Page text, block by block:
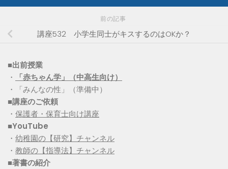
前の記事
講座532 小学生同士がキスするのはOKか？
■出前授業
・
「赤ちゃん学」（中高生向け）
・「みんなの性」（準備中）
■講座のご依頼
・ 保護者・保育士向け講座
■YouTube
・ 幼稚園の【研究】チャンネル
・ 教師の【指導法】チャンネル
■著書の紹介